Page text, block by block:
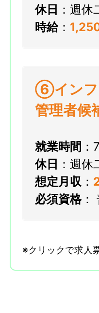
休日 ：週休
時給： 1
⑥インフ
管理者候
就業時間
休日 ：週休
想定月収 ：
必須資格：
※クリックで求人